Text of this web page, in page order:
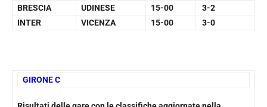
BRESCIA
UDINESE 15-00
3-2
INTER
VICENZA 15-00 3-0
GIRONE C